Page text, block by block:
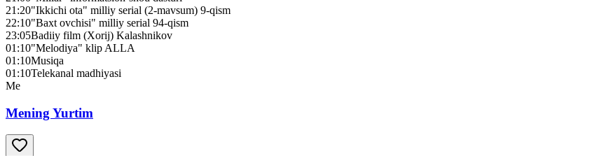
21:20"Ikkichi ota" milliy serial (2-mavsum) 9-qism
22:10"Baxt ovchisi" milliy serial 94-qism
23:05Badiiy film (Xorij) Kalashnikov
01:10"Melodiya" klip ALLA
01:10Musiqa
01:10Telekanal madhiyasi
Me
Mening Yurtim